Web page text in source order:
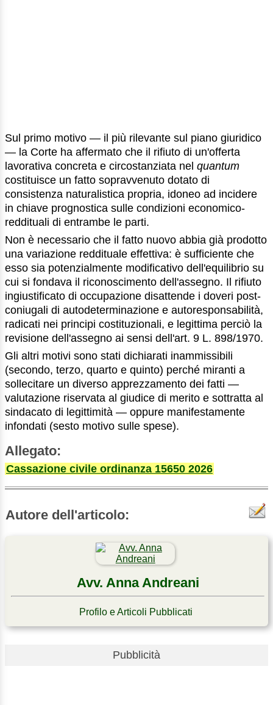
Sul primo motivo — il più rilevante sul piano giuridico
— la Corte ha affermato che il rifiuto di un'offerta
lavorativa concreta e circostanziata nel quantum
costituisce un fatto sopravvenuto dotato di
consistenza naturalistica propria, idoneo ad incidere
in chiave prognostica sulle condizioni economico-
reddituali di entrambe le parti.
Non è necessario che il fatto nuovo abbia già prodotto
una variazione reddituale effettiva: è sufficiente che
esso sia potenzialmente modificativo dell'equilibrio su
cui si fondava il riconoscimento dell'assegno. Il rifiuto
ingiustificato di occupazione disattende i doveri post-
coniugali di autodeterminazione e autoresponsabilità,
radicati nei principi costituzionali, e legittima perciò la
revisione dell'assegno ai sensi dell'art. 9 L. 898/1970.
Gli altri motivi sono stati dichiarati inammissibili
(secondo, terzo, quarto e quinto) perché miranti a
sollecitare un diverso apprezzamento dei fatti —
valutazione riservata al giudice di merito e sottratta al
sindacato di legittimità — oppure manifestamente
infondati (sesto motivo sulle spese).
Allegato:
Cassazione civile ordinanza 15650 2026
Autore dell'articolo:
Avv. Anna Andreani
Profilo e Articoli Pubblicati
Pubblicità